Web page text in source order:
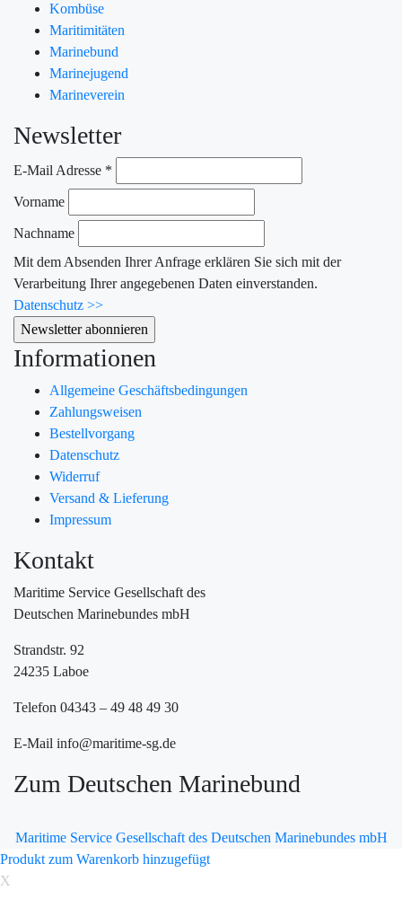
Kombüse
Maritimitäten
Marinebund
Marinejugend
Marineverein
Newsletter
E-Mail Adresse *
Vorname
Nachname
Mit dem Absenden Ihrer Anfrage erklären Sie sich mit der
Verarbeitung Ihrer angegebenen Daten einverstanden.
Datenschutz >>
Informationen
Allgemeine Geschäftsbedingungen
Zahlungsweisen
Bestellvorgang
Datenschutz
Widerruf
Versand & Lieferung
Impressum
Kontakt
Maritime Service Gesellschaft des
Deutschen Marinebundes mbH
Strandstr. 92
24235 Laboe
Telefon 04343 – 49 48 49 30
E-Mail info@maritime-sg.de
Zum Deutschen Marinebund
Maritime Service Gesellschaft des Deutschen Marinebundes mbH
Produkt zum Warenkorb hinzugefügt
X